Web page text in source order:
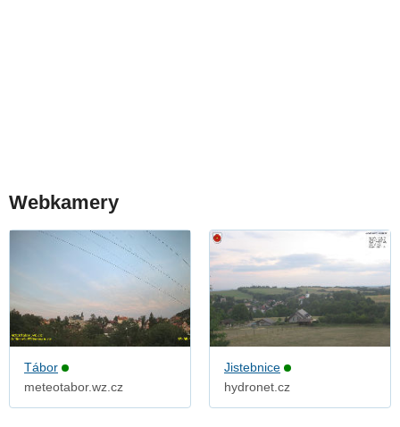
Webkamery
Tábor
meteotabor.wz.cz
Jistebnice
hydronet.cz